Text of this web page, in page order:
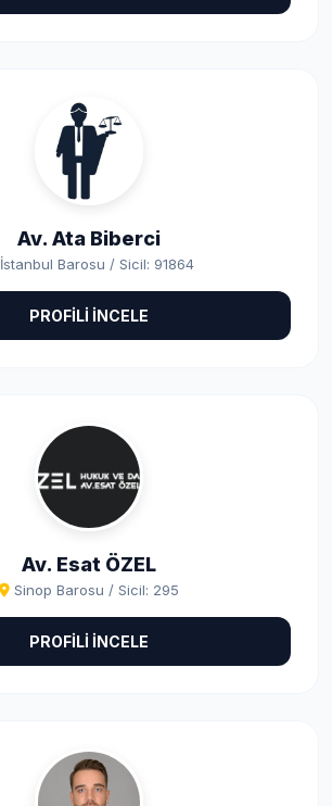
Av. Ata Biberci
İstanbul Barosu / Sicil: 91864
PROFİLİ İNCELE
Av. Esat ÖZEL
Sinop Barosu / Sicil: 295
PROFİLİ İNCELE